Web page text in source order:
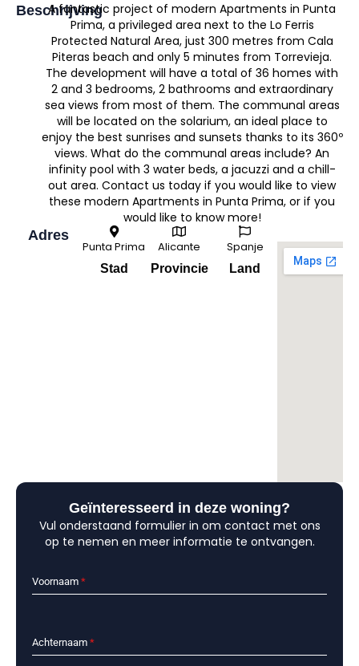
Beschrijving
A fantastic project of modern Apartments in Punta
Prima, a privileged area next to the Lo Ferris
Protected Natural Area, just 300 metres from Cala
Piteras beach and only 5 minutes from Torrevieja.
The development will have a total of 36 homes with
2 and 3 bedrooms, 2 bathrooms and extraordinary
sea views from most of them. The communal areas
will be located on the solarium, an ideal place to
enjoy the best sunrises and sunsets thanks to its 360º
views. What do the communal areas include? An
infinity pool with 3 water beds, a jacuzzi and a chill-
out area. Contact us today if you would like to view
these modern Apartments in Punta Prima, or if you
would like to know more!
Adres
Punta Prima
Stad
Alicante
Provincie
Spanje
Land
Geïnteresseerd in deze woning?
Vul onderstaand formulier in om contact met ons
op te nemen en meer informatie te ontvangen.
Voornaam *
Achternaam *